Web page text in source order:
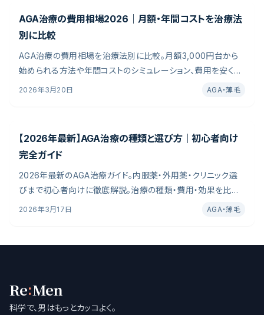
AGA治療の費用相場2026｜月額・年間コストを治療法
別に比較
AGA治療の費用相場を治療法別に比較。月額3,000円台から
始められる方法や年間コストのシミュレーション、費用を安く抑
える5つの方法を詳しく解説。AGA治療を始めたいけれど、「費
2026年3月20日 AGA・薄毛
【2026年最新】AGA治療の種類と選び方｜初心者向け
完全ガイド
2026年最新のAGA治療ガイド。内服薬・外用薬・クリニック選
びまで初心者向けに徹底解説。治療の種類・費用・効果を比較
し自分に合った方法が見つかります。日本皮膚科学会ガイドラ
2026年3月17日 AGA・薄毛
Re:Men
科学で、男はもっとカッコよく。